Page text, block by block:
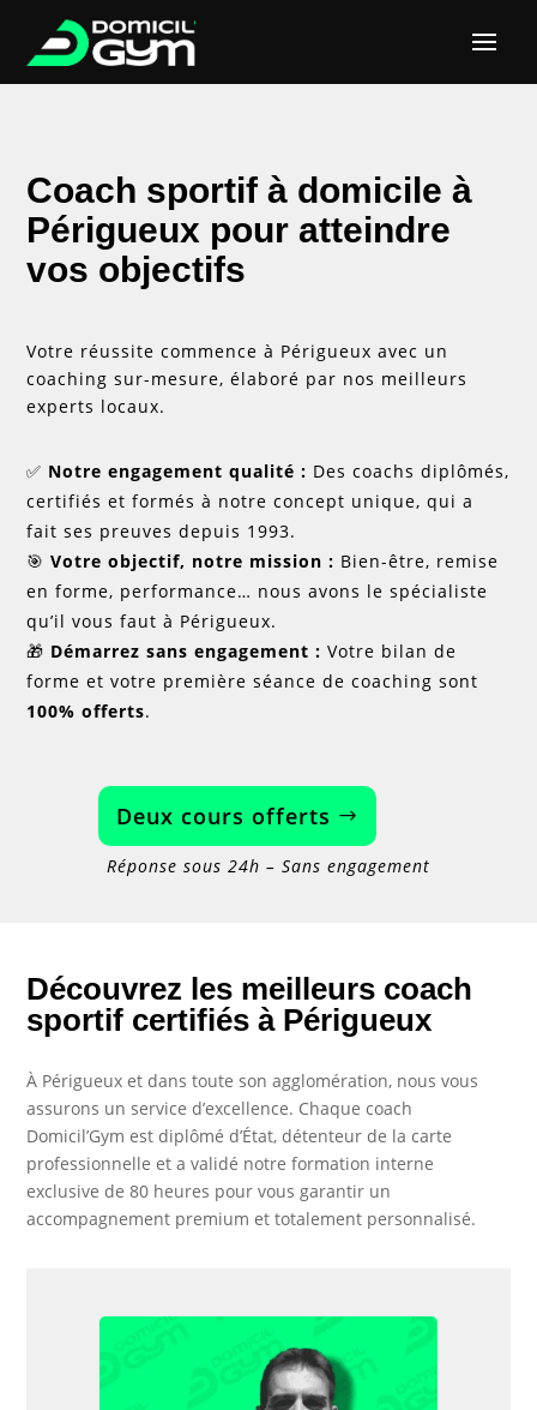
Coach sportif à domicile à
Périgueux pour atteindre
vos objectifs
Votre réussite commence à Périgueux avec un
coaching sur-mesure, élaboré par nos meilleurs
experts locaux.
✅ Notre engagement qualité : Des coachs diplômés,
certifiés et formés à notre concept unique, qui a
fait ses preuves depuis 1993.
🎯Votre objectif, notre mission : Bien-être, remise
en forme, performance… nous avons le spécialiste
qu’il vous faut à Périgueux.
🎁 Démarrez sans engagement : Votre bilan de
forme et votre première séance de coaching sont
100% offerts.
Deux cours offerts
Réponse sous 24h – Sans engagement
Découvrez les meilleurs coach
sportif certifiés à Périgueux
À Périgueux et dans toute son agglomération, nous vous
assurons un service d’excellence. Chaque coach
Domicil’Gym est diplômé d’État, détenteur de la carte
professionnelle et a validé notre formation interne
exclusive de 80 heures pour vous garantir un
accompagnement premium et totalement personnalisé.